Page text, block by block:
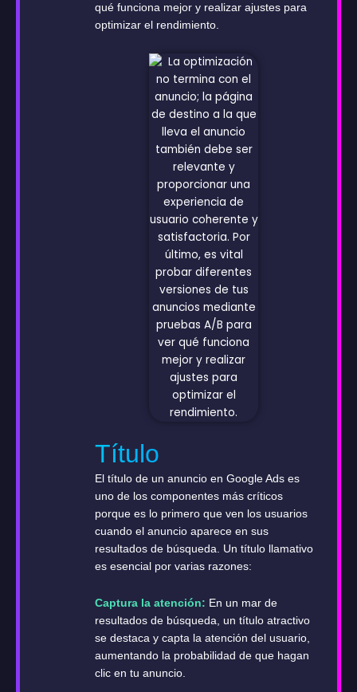
qué funciona mejor y realizar ajustes para
optimizar el rendimiento.
Título
El título de un anuncio en Google Ads es
uno de los componentes más críticos
porque es lo primero que ven los usuarios
cuando el anuncio aparece en sus
resultados de búsqueda. Un título llamativo
es esencial por varias razones:
Captura la atención: En un mar de
resultados de búsqueda, un título atractivo
se destaca y capta la atención del usuario,
aumentando la probabilidad de que hagan
clic en tu anuncio.